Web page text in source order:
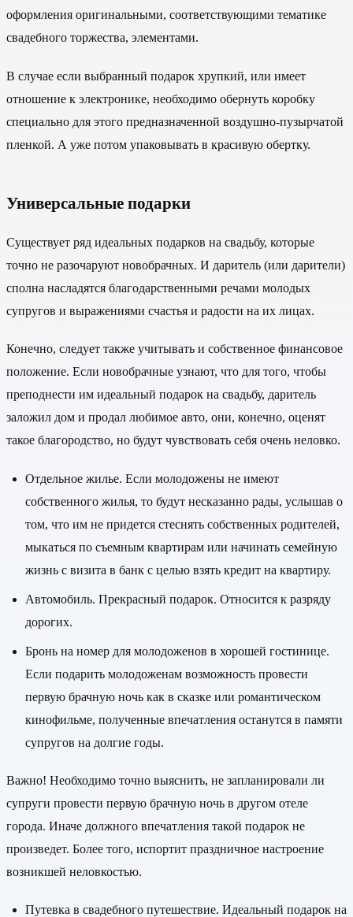
оформления оригинальными, соответствующими тематике
свадебного торжества, элементами.
В случае если выбранный подарок хрупкий, или имеет
отношение к электронике, необходимо обернуть коробку
специально для этого предназначенной воздушно-пузырчатой
пленкой. А уже потом упаковывать в красивую обертку.
Универсальные подарки
Существует ряд идеальных подарков на свадьбу, которые
точно не разочаруют новобрачных. И даритель (или дарители)
сполна насладятся благодарственными речами молодых
супругов и выражениями счастья и радости на их лицах.
Конечно, следует также учитывать и собственное финансовое
положение. Если новобрачные узнают, что для того, чтобы
преподнести им идеальный подарок на свадьбу, даритель
заложил дом и продал любимое авто, они, конечно, оценят
такое благородство, но будут чувствовать себя очень неловко.
Отдельное жилье. Если молодожены не имеют
собственного жилья, то будут несказанно рады, услышав о
том, что им не придется стеснять собственных родителей,
мыкаться по съемным квартирам или начинать семейную
жизнь с визита в банк с целью взять кредит на квартиру.
Автомобиль. Прекрасный подарок. Относится к разряду
дорогих.
Бронь на номер для молодоженов в хорошей гостинице.
Если подарить молодоженам возможность провести
первую брачную ночь как в сказке или романтическом
кинофильме, полученные впечатления останутся в памяти
супругов на долгие годы.
Важно! Необходимо точно выяснить, не запланировали ли
супруги провести первую брачную ночь в другом отеле
города. Иначе должного впечатления такой подарок не
произведет. Более того, испортит праздничное настроение
возникшей неловкостью.
Путевка в свадебного путешествие. Идеальный подарок на